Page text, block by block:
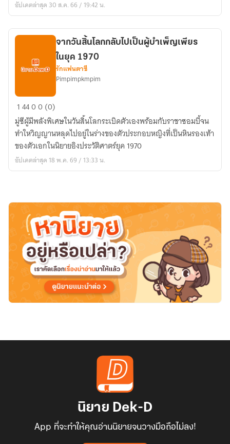
ไป
อดีต
สุด
อัปเดตล่าสุด 30 ส.ค. 66 / 19:42 น.
จาก
วัน
สิ้น
โลก
กลับ
ไป
บำเพ็ญ
เพียร
ใน
1970
จากวันสิ้นโลกกลับไปเป็นผู้บำเพ็ญเพียร
ในยุค 1970
รักแฟนตาซี
Pimpimpkmpim
14400 (0)
มู่ซีผู้มีพลังพิเศษในวันสิ้นโลกระเบิดตัวเองพร้อมกับราชาซอมบี้จน
ทำใหวิญญานหลุดไปอยู่ในร่างของตัวประกอบหญิงที่เป็นหินรองเท้า
ของตัวเอกในนิยายอิงประวัติศาตร์ยุค 1970
อัปเดตล่าสุด 18 พ.ค. 69 / 13:33 น.
นิยาย Dek-D
App ที่จะทำให้คุณอ่านนิยายจนวางมือถือไม่ลง!